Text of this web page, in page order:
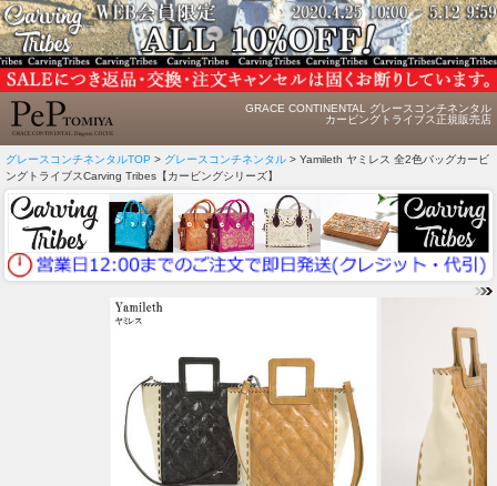
GRACE CONTINENTAL グレースコンチネンタル
カービングトライブス正規販売店
グレースコンチネンタルTOP > グレースコンチネンタル > Yamileth ヤミレス 全2色バッグカービ
ングトライブスCarving Tribes【カービングシリーズ】